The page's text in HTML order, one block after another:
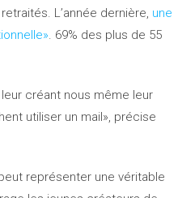
L’année dernière, une
. 69% des plus de 55
créant nous même leur
utiliser un mail», précise
représenter une véritable